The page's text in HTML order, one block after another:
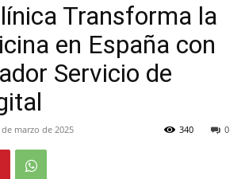
Transforma la
en España con
Servicio de
de marzo de 2025 0
340